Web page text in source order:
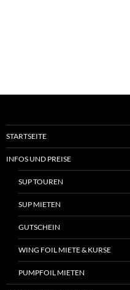
STARTSEITE
INFOS UND PREISE
SUP TOUREN
SUP MIETEN
GUTSCHEIN
WING FOIL MIETE & KURSE
PUMPFOIL MIETEN